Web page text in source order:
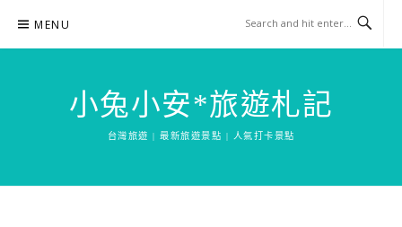
content
MENU
小兔小安*旅遊札記
台灣旅遊 | 最新旅遊景點 | 人氣打卡景點